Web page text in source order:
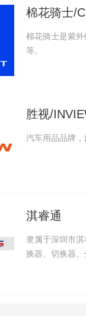
棉花骑士/
棉花骑士是紫
等。
胜视/
汽车用品品牌，
淇睿通
隶属于深圳市
换器、切换器